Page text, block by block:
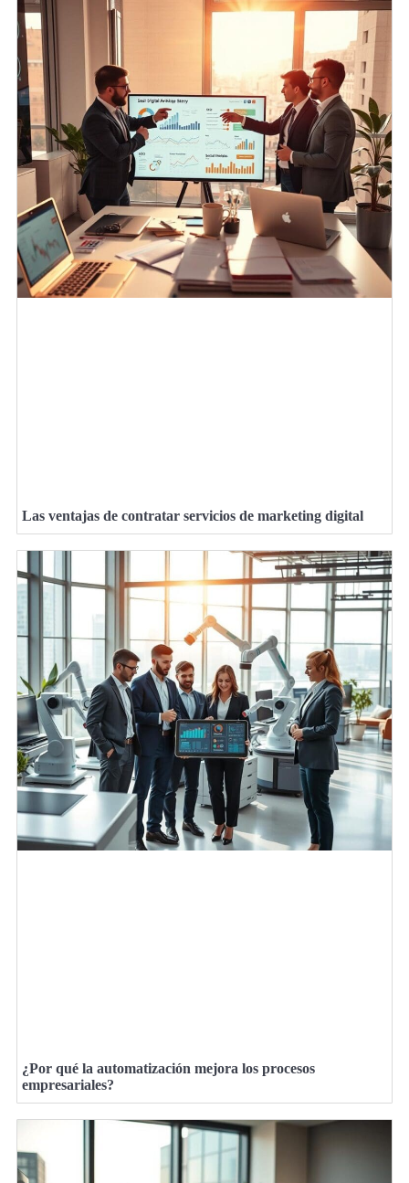
Las ventajas de contratar servicios de marketing digital
¿Por qué la automatización mejora los procesos
empresariales?